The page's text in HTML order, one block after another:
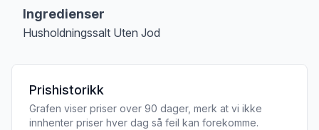
Ingredienser
Husholdningssalt Uten Jod
Prishistorikk
Grafen viser priser over 90 dager, merk at vi ikke
innhenter priser hver dag så feil kan forekomme.